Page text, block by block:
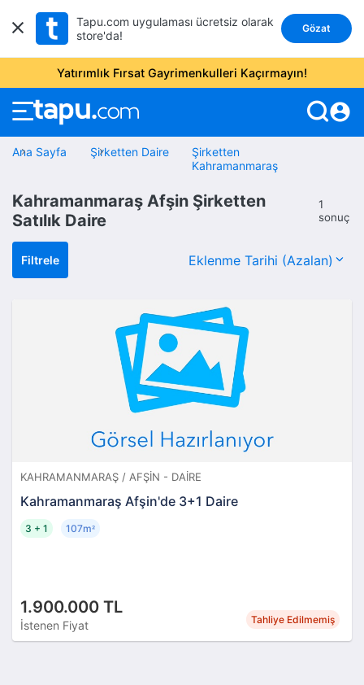
Tapu.com uygulaması ücretsiz olarak
store'da!
Gözat
Yatırımlık Fırsat Gayrimenkulleri Kaçırmayın!
account_circle
Ana Sayfa Şirketten Daire
Şirketten
Kahramanmaraş
Kahramanmaraş Afşin Şirketten
Satılık Daire
1
sonuç
Filtrele
KAHRAMANMARAŞ / AFŞIN - DAIRE
Kahramanmaraş Afşin'de 3+1 Daire
1.900.000 TL
İstenen Fiyat Tahliye Edilmemiş
3 + 1 107m²